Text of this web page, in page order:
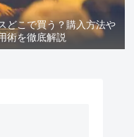
どこで買う？購入方法や
術を徹底解説